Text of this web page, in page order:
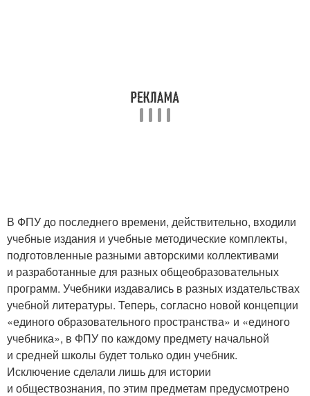
В ФПУ до последнего времени, действительно, входили
учебные издания и учебные методические комплекты,
подготовленные разными авторскими коллективами
и разработанные для разных общеобразовательных
программ. Учебники издавались в разных издательствах
учебной литературы. Теперь, согласно новой концепции
«единого образовательного пространства» и «единого
учебника», в ФПУ по каждому предмету начальной
и средней школы будет только один учебник.
Исключение сделали лишь для истории
и обществознания, по этим предметам предусмотрено